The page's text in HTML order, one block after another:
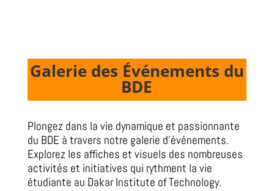
Galerie des Événements du
BDE
Plongez dans la vie dynamique et passionnante
du BDE à travers notre galerie d’événements.
Explorez les affiches et visuels des nombreuses
activités et initiatives qui rythment la vie
étudiante au Dakar Institute of Technology.